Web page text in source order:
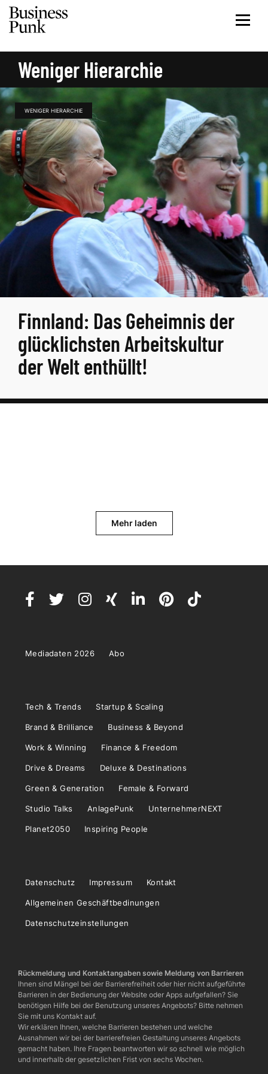
Weniger Hierarchie
WENIGER HIERARCHIE
Finnland: Das Geheimnis der
glücklichsten Arbeitskultur
der Welt enthüllt!
Mehr laden
Mediadaten 2026 Abo
Tech & Trends Startup & Scaling
Brand & Brilliance Business & Beyond
Work & Winning Finance & Freedom
Drive & Dreams Deluxe & Destinations
Green & Generation Female & Forward
Studio Talks AnlagePunk UnternehmerNEXT
Planet2050 Inspiring People
Datenschutz Impressum Kontakt
Allgemeinen Geschäftbedinungen
Datenschutzeinstellungen
Rückmeldung und Kontaktangaben sowie Meldung von Barrieren
Ihnen sind Mängel bei der Barrierefreiheit oder hier nicht aufgeführte
Barrieren in der Bedienung der Website oder Apps aufgefallen? Sie
benötigen Hilfe bei der Benutzung unseres Angebots? Bitte nehmen
Sie mit uns Kontakt auf.
Wir erklären Ihnen, welche Barrieren bestehen und welche
Ausnahmen wir bei der barrierefreien Gestaltung unseres Angebots
gemacht haben. Ihre Fragen beantworten wir so schnell wie möglich
und innerhalb der gesetzlichen Frist von sechs Wochen.